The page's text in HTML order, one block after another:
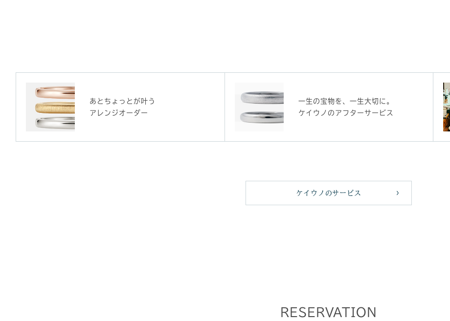
あとちょっとが叶う
アレンジオーダー
一生の宝物を、一生大切に。
ケイウノのアフターサービス
ケイウノのサービス
RESERVATION